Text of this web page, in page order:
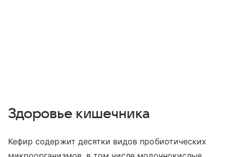
Здоровье кишечника
Кефир содержит десятки видов пробиотических